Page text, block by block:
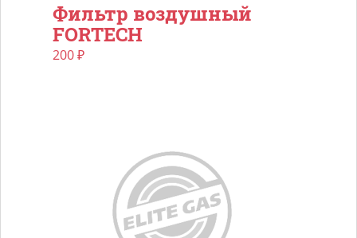
Фильтр воздушный
FORTECH
200₽